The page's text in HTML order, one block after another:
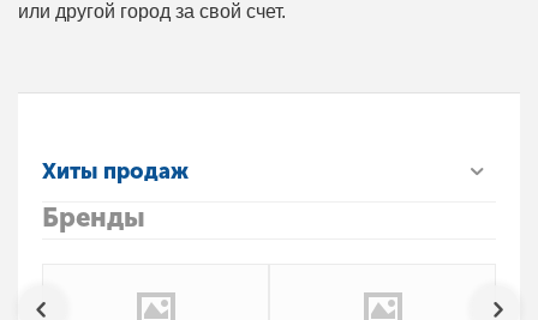
или другой город за свой счет.
Хиты продаж
Бренды